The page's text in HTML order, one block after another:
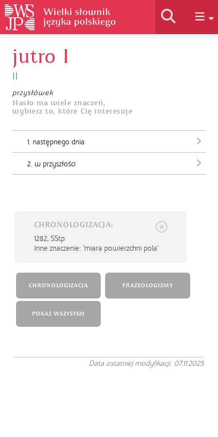
Autorzy
jutro I
II
przysłówek
Hasło ma wiele znaczeń,
wybierz to, które Cię interesuje
1. następnego dnia
2. w przyszłości
CHRONOLOGIZACJA:
1282, SStp
Inne znaczenie: 'miara powierzchni pola'
CHRONOLOGIZACJA FRAZEOLOGIZMY
POKAŻ WSZYSTKO
Data ostatniej modyfikacji: 07.11.2023